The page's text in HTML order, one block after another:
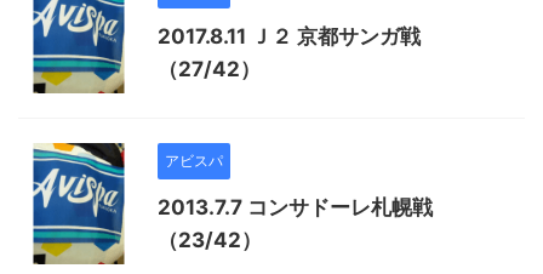
2017.8.11 Ｊ２ 京都サンガ戦
（27/42）
アビスパ
2013.7.7 コンサドーレ札幌戦
（23/42）